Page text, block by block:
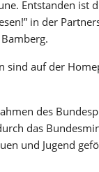
Entstanden ist
in der
sind auf der
des
das
und Jugend